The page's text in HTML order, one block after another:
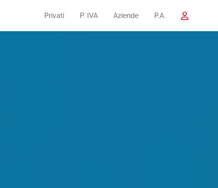
Privati P. IVA Aziende P.A.